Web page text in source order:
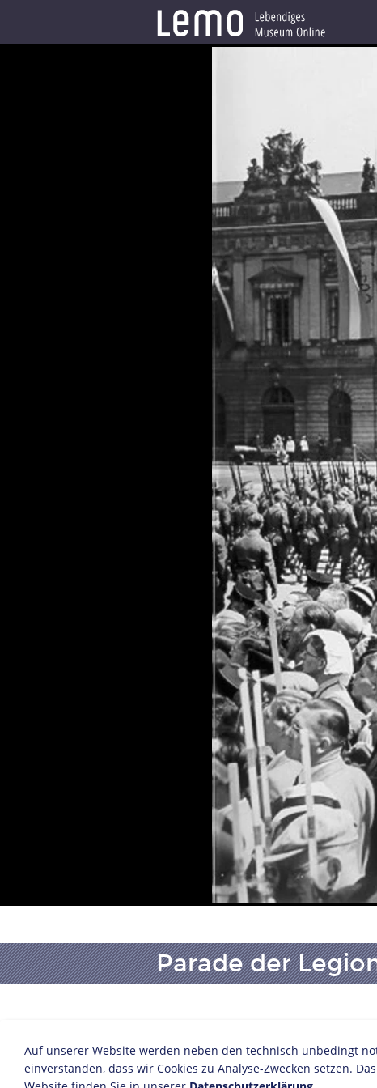
Parade der
Fotografie
Bildnachweis: Deutsches
Auf unserer Website werden neben den technisch unbedingt
einverstanden, dass wir Cookies zu Analyse-Zwecken setzen.